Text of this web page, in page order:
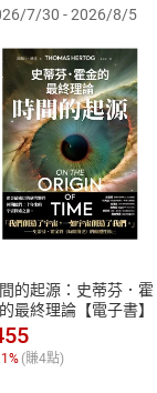
品即代表知悉本
請求退貨退款。
理退貨時，請
行審核，待審核
單為單位進行取
放入購物車
Shopping cart
？
7/30 - 2026/8/5
的起源：史蒂芬．霍
最終理論【電子書】
1 % (賺4點)